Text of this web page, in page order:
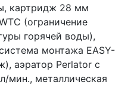
картридж 28 мм
(ограничение
горячей воды),
монтажа EASY-
аэратор Perlator с
мин., металлическая